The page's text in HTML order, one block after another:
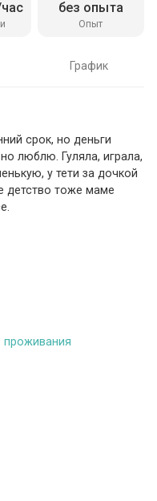
Опыт
без опыта
График
срок, но деньги
люблю. Гуляла, играла,
у тети за дочкой
детство тоже маме
проживания